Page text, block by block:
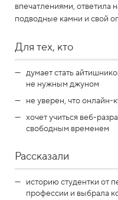
впечатлениями, ответила
подводные камни и свой
Для тех, кто
думает стать
не нужным джуном
не уверен, что онлайн-
хочет учиться веб-
свободным временем
Рассказали
историю студентки от
профессии и выбрала